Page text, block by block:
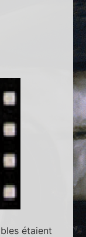
étaient